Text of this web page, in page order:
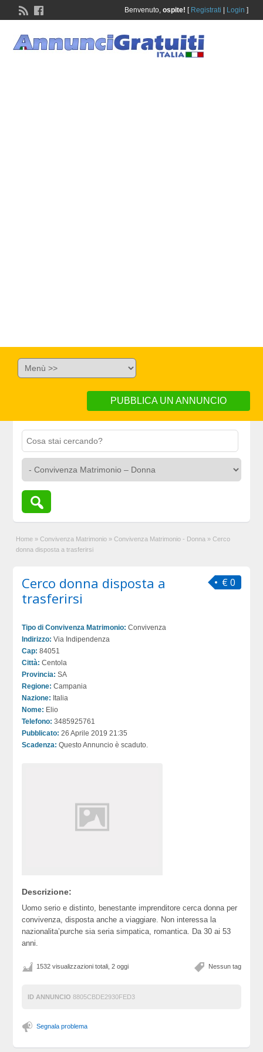
Benvenuto, ospite! [ Registrati Login ]
PUBBLICA UN ANNUNCIO
Home » Convivenza Matrimonio » Convivenza Matrimonio - Donna » Cerco
donna disposta a trasferirsi
€ 0
Cerco donna disposta a
trasferirsi
Tipo di Convivenza Matrimonio: Convivenza
Indirizzo: Via Indipendenza
Cap: 84051
Città: Centola
Provincia: SA
Regione: Campania
Nazione: Italia
Nome: Elio
Telefono: 3485925761
Pubblicato: 26 Aprile 2019 21:35
Scadenza: Questo Annuncio è scaduto.
Descrizione:
Uomo serio e distinto, benestante imprenditore cerca donna per
convivenza, disposta anche a viaggiare. Non interessa la
nazionalita’purche sia seria simpatica, romantica. Da 30 ai 53
anni.
Nessun tag
1532 visualizzazioni totali, 2 oggi
ID ANNUNCIO 8805CBDE2930FED3
Segnala problema